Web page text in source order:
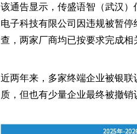
该通告显示，传盛语智（武汉
电子科技有限公司因违规被暂
查，两家厂商均已按要求完成相
近两年来，多家终端企业被银
质，但也有少量企业最终被撤销